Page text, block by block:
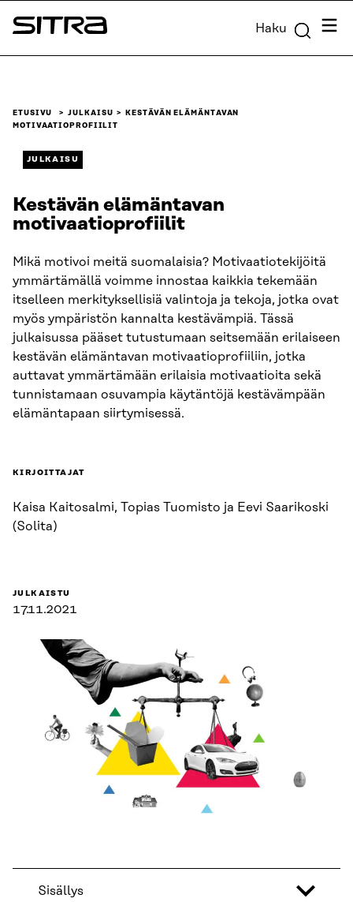
Siirry
suoraan
Sitra Haku
ETUSIVU JULKAISU
KESTÄVÄN ELÄMÄNTAVAN
MOTIVAATIOPROFIILIT
JULKAISU
Kestävän elämäntavan
motivaatioprofiilit
Mikä motivoi meitä suomalaisia? Motivaatiotekijöitä
ymmärtämällä voimme innostaa kaikkia tekemään
itselleen merkityksellisiä valintoja ja tekoja, jotka ovat
myös ympäristön kannalta kestävämpiä. Tässä
julkaisussa pääset tutustumaan seitsemään erilaiseen
kestävän elämäntavan motivaatioprofiiliin, jotka
auttavat ymmärtämään erilaisia motivaatioita sekä
tunnistamaan osuvampia käytäntöjä kestävämpään
elämäntapaan siirtymisessä.
KIRJOITTAJAT
Kaisa Kaitosalmi, Topias Tuomisto ja Eevi Saarikoski
(Solita)
JULKAISTU
17.11.2021
Sisällys